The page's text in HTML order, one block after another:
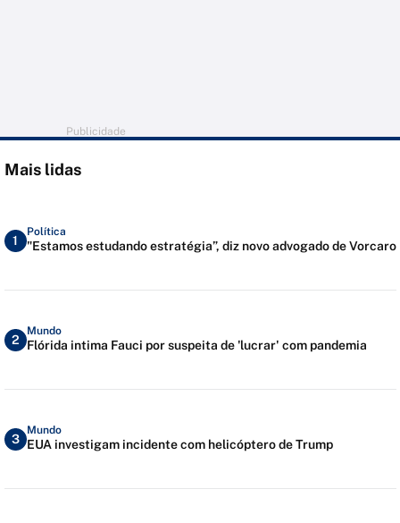
Publicidade
Mais lidas
1
Política
"Estamos estudando estratégia”, diz novo advogado de Vorcaro
2
Mundo
Flórida intima Fauci por suspeita de 'lucrar' com pandemia
3
Mundo
EUA investigam incidente com helicóptero de Trump